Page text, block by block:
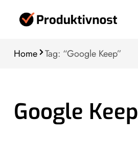
Home Tag: “Google Keep”
Google Keep